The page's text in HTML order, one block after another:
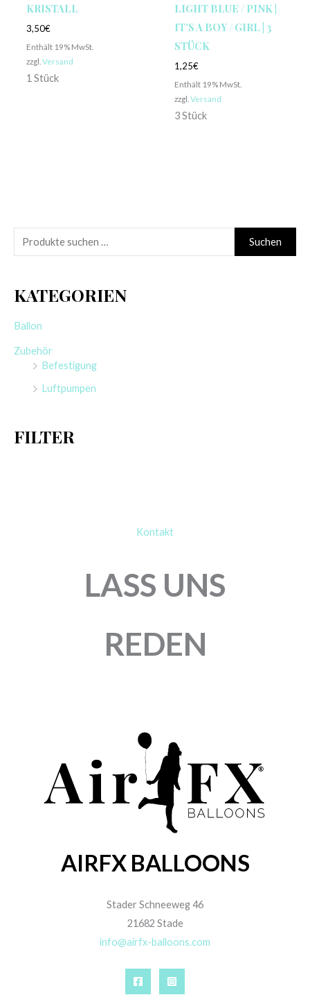
u
h
n
Suchen
KATEGORIEN
Ballon
Zubehör
Befestigung
Luftpumpen
FILTER
KRISTALL
3,50€
Enthält 19% MwSt.
zzgl. Versand
1 Stück
LIGHT BLUE / PINK |
IT’S A BOY / GIRL | 3
STÜCK
1,25€
Enthält 19% MwSt.
zzgl. Versand
3 Stück
Kontakt
LASS UNS
REDEN
AIRFX BALLOONS
Stader Schneeweg 46
21682 Stade
info@airfx-balloons.com